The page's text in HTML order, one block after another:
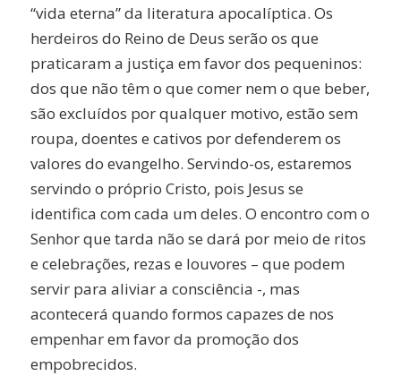
“vida eterna” da literatura apocalíptica. Os
herdeiros do Reino de Deus serão os que
praticaram a justiça em favor dos pequeninos:
dos que não têm o que comer nem o que beber,
são excluídos por qualquer motivo, estão sem
roupa, doentes e cativos por defenderem os
valores do evangelho. Servindo-os, estaremos
servindo o próprio Cristo, pois Jesus se
identifica com cada um deles. O encontro com o
Senhor que tarda não se dará por meio de ritos
e celebrações, rezas e louvores – que podem
servir para aliviar a consciência -, mas
acontecerá quando formos capazes de nos
empenhar em favor da promoção dos
empobrecidos.